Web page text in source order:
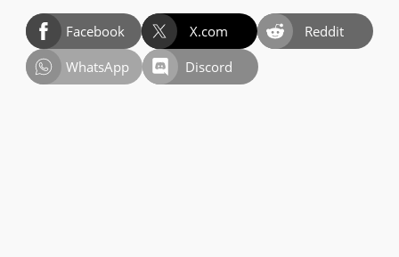
Facebook X.com
Reddit
WhatsApp
Discord